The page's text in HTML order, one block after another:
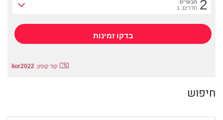
2 מבוגרים:
חדרים: 1
קוד קופון: lior2022
חיפוש